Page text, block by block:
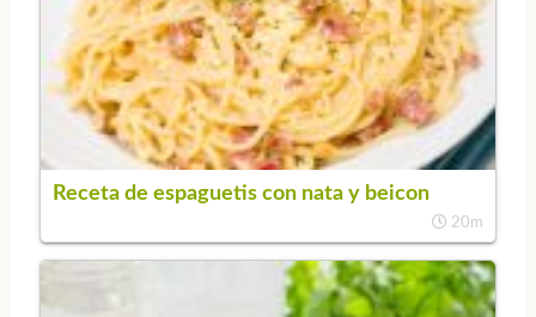
Receta de espaguetis con nata y beicon
20m